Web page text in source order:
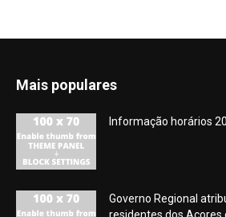
Mais populares
Informação horários
Governo Regional
residentes dos Açores